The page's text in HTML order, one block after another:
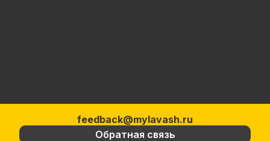
feedback@mylavash.ru
Обратная связь